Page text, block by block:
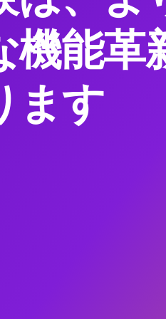
機能革
ます